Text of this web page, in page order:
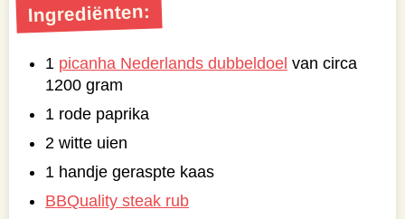
Ingrediënten:
1 picanha Nederlands dubbeldoel van circa
1200 gram
1 rode paprika
2 witte uien
1 handje geraspte kaas
BBQuality steak rub